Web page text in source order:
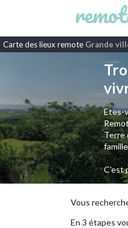
Carte des lieux remote Grande
Etes-
Terre
famille
C'est
Vous
En 3 étapes